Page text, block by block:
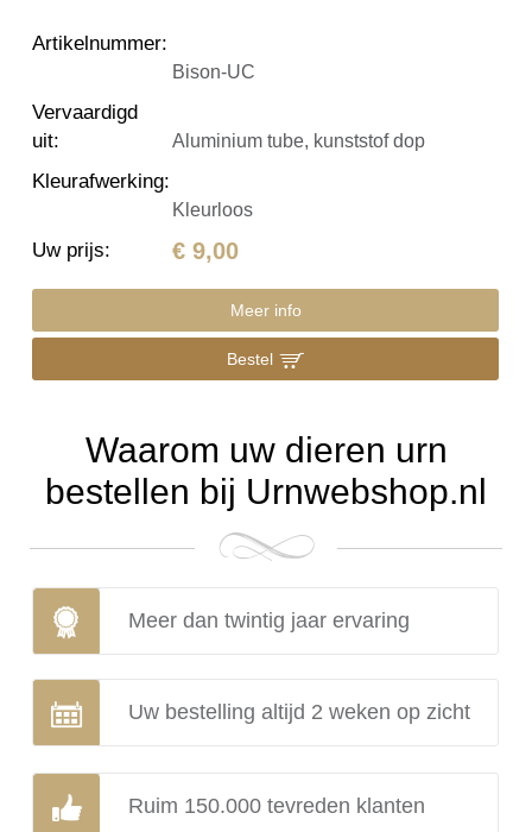
Artikelnummer:
Bison-UC
Vervaardigd
uit: Aluminium tube, kunststof dop
Kleurafwerking:
Kleurloos
Uw prijs: € 9,00
Meer info
Bestel
Waarom uw dieren urn
bestellen bij Urnwebshop.nl
Meer dan twintig jaar ervaring
Uw bestelling altijd 2 weken op zicht
Ruim 150.000 tevreden klanten